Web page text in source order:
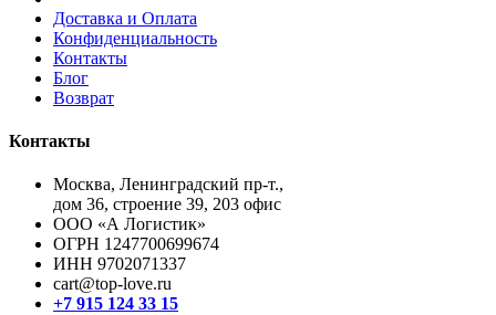
Доставка и Оплата
Конфиденциальность
Контакты
Блог
Возврат
Контакты
Москва, Ленинградский пр-т.,
дом 36, строение 39, 203 офис
ООО «А Логистик»
ОГРН 1247700699674
ИНН 9702071337
cart@top-love.ru
+7 915 124 33 15